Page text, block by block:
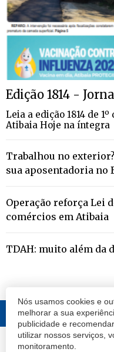
Nós usamos cookies e
melhorar a sua
publicidade e
utilizar nossos serviços,
monitoramento.
Edição 1814 -
Leia a edição 1814 de
Atibaia Hoje na íntegra
Trabalhou no
sua aposentadoria no
Operação reforça Lei
comércios em Atibaia
TDAH: muito além da
© 2020 Atibaia Hoje.